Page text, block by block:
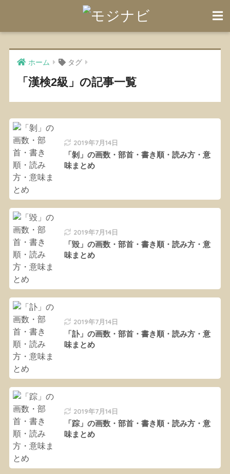
ホーム タグ
「漢検2級」の記事一覧
2019年7月14日
「剝」の画数・部首・書き順・読み方・意
味まとめ
2019年7月14日
「毀」の画数・部首・書き順・読み方・意
味まとめ
2019年7月14日
「訃」の画数・部首・書き順・読み方・意
味まとめ
2019年7月14日
「踪」の画数・部首・書き順・読み方・意
味まとめ